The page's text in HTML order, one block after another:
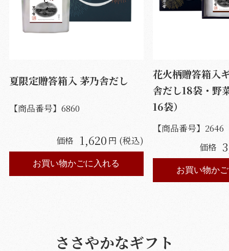
夏限定贈答箱入 茅乃舎だし
【商品番号】 6860
価格 1,620 円 (税込)
お買い物かごに入れる
花火柄贈答箱入
舎だし18袋・野
16袋）
【商品番号】 2646
価格
お買い物か
ささやかなギフト